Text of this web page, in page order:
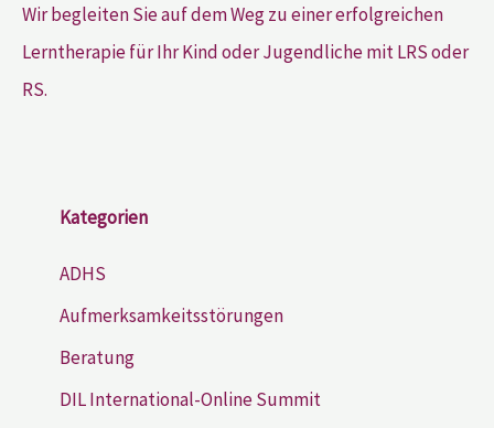
Wir begleiten Sie auf dem Weg zu einer erfolgreichen
Lerntherapie für Ihr Kind oder Jugendliche mit LRS oder
RS.
Kategorien
ADHS
Aufmerksamkeitsstörungen
Beratung
DIL International-Online Summit